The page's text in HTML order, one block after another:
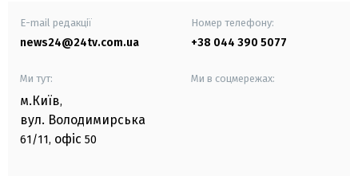
E-mail редакції
news24@24tv.com.ua
Номер телефону:
+38 044 390 5077
Ми тут:
м.Київ,
вул. Володимирська
61/11, офіс 50
Ми в соцмережах: